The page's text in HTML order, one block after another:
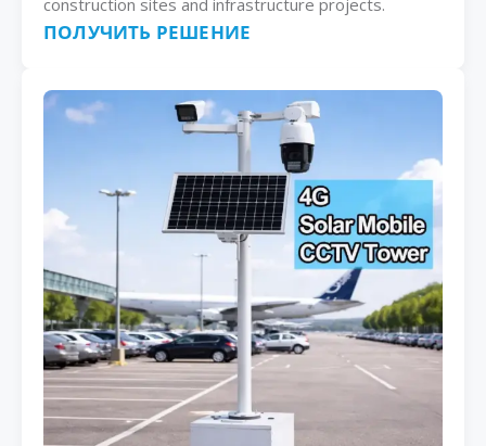
construction sites and infrastructure projects.
ПОЛУЧИТЬ РЕШЕНИЕ